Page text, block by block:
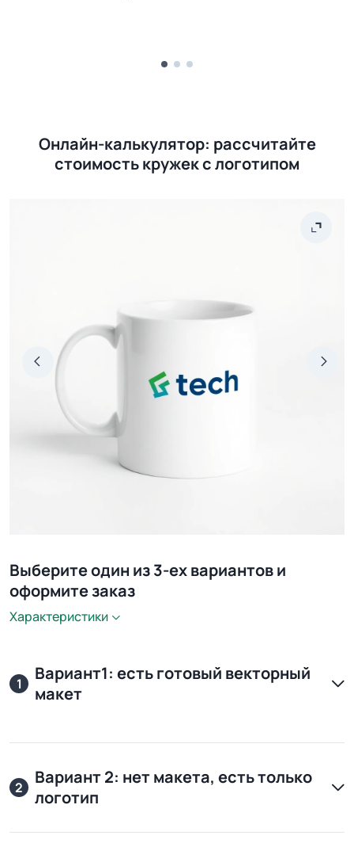
Онлайн-калькулятор: рассчитайте
стоимость кружек с логотипом
Выберите один из 3-ех вариантов и
оформите заказ
Характеристики
1
Вариант1: есть готовый векторный
макет
2
Вариант 2: нет макета, есть только
логотип